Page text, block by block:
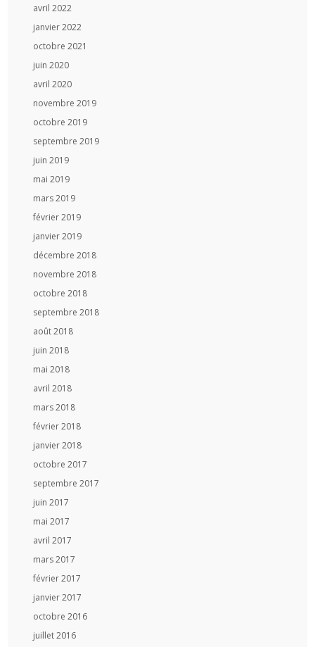
avril 2022
janvier 2022
octobre 2021
juin 2020
avril 2020
novembre 2019
octobre 2019
septembre 2019
juin 2019
mai 2019
mars 2019
février 2019
janvier 2019
décembre 2018
novembre 2018
octobre 2018
septembre 2018
août 2018
juin 2018
mai 2018
avril 2018
mars 2018
février 2018
janvier 2018
octobre 2017
septembre 2017
juin 2017
mai 2017
avril 2017
mars 2017
février 2017
janvier 2017
octobre 2016
juillet 2016